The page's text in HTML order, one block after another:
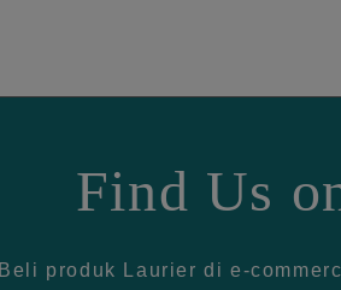
Find Us
Beli produk Laurier di e-